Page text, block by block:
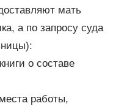
мать
а по запросу суда
о составе
работы,